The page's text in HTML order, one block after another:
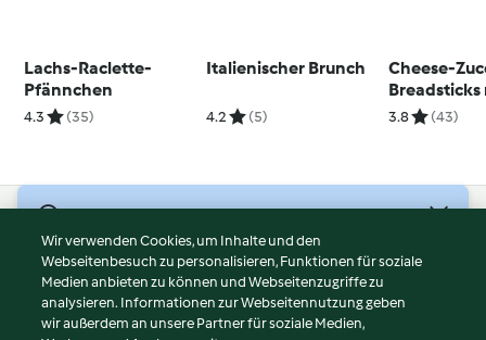
Lachs-Raclette-
Pfännchen
4.3 (35)
Italienischer Brunch
4.2 (5)
Cheese-
Breadsticks
3.8 (43)
Nutzungsbedingungen
Datenschutzrichtlinien
Disclaimer
Wir verwenden Cookies, um Inhalte und den
Webseitenbesuch zu personalisieren, Funktionen für soziale
Medien anbieten zu können und Webseitenzugriffe zu
analysieren. Informationen zur Webseitennutzung geben
wir außerdem an unsere Partner für soziale Medien,